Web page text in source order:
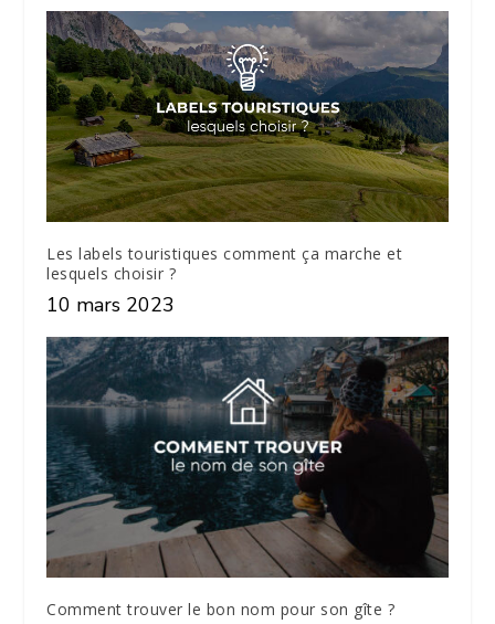
Les labels touristiques comment ça marche et
lesquels choisir ?
10 mars 2023
Comment trouver le bon nom pour son gîte ?